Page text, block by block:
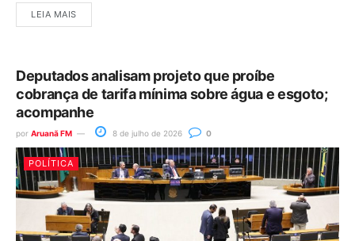
LEIA MAIS
Deputados analisam projeto que proíbe
cobrança de tarifa mínima sobre água e esgoto;
acompanhe
por Aruanã FM 8 de julho de 2026 0
POLÍTICA